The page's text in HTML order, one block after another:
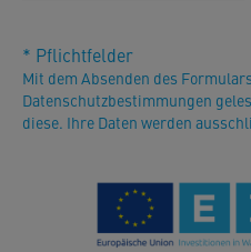
* Pflichtfelder
Mit dem Absenden des
Datenschutzbestimmungen
diese. Ihre Daten werden